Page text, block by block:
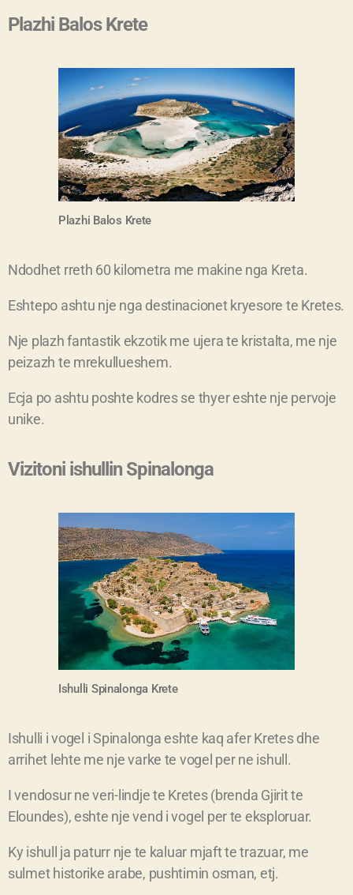
Plazhi Balos Krete
Plazhi Balos Krete
Ndodhet rreth 60 kilometra me makine nga Kreta.
Eshtepo ashtu nje nga destinacionet kryesore te Kretes.
Nje plazh fantastik ekzotik me ujera te kristalta, me nje
peizazh te mrekullueshem.
Ecja po ashtu poshte kodres se thyer eshte nje pervoje
unike.
Vizitoni ishullin Spinalonga
Ishulli Spinalonga Krete
Ishulli i vogel i Spinalonga eshte kaq afer Kretes dhe
arrihet lehte me nje varke te vogel per ne ishull.
I vendosur ne veri-lindje te Kretes (brenda Gjirit te
Eloundes), eshte nje vend i vogel per te eksploruar.
Ky ishull ja paturr nje te kaluar mjaft te trazuar, me
sulmet historike arabe, pushtimin osman, etj.